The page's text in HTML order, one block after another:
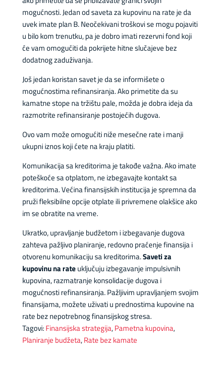
mogućnosti. Jedan od saveta za kupovinu na rate je da
uvek imate plan B. Neočekivani troškovi se mogu pojaviti
u bilo kom trenutku, pa je dobro imati rezervni fond koji
će vam omogućiti da pokrijete hitne slučajeve bez
dodatnog zaduživanja.
Još jedan koristan savet je da se informišete o
mogućnostima refinansiranja. Ako primetite da su
kamatne stope na tržištu pale, možda je dobra ideja da
razmotrite refinansiranje postojećih dugova.
Ovo vam može omogućiti niže mesečne rate i manji
ukupni iznos koji ćete na kraju platiti.
Komunikacija sa kreditorima je takođe važna. Ako imate
poteškoće sa otplatom, ne izbegavajte kontakt sa
kreditorima. Većina finansijskih institucija je spremna da
pruži fleksibilne opcije otplate ili privremene olakšice ako
im se obratite na vreme.
Ukratko, upravljanje budžetom i izbegavanje dugova
zahteva pažljivo planiranje, redovno praćenje finansija i
otvorenu komunikaciju sa kreditorima.Saveti za
kupovinu na rateuključuju izbegavanje impulsivnih
kupovina, razmatranje konsolidacije dugova i
mogućnosti refinansiranja. Pažljivim upravljanjem svojim
finansijama, možete uživati u prednostima kupovine na
rate bez nepotrebnog finansijskog stresa.
Tagovi:Finansijska strategija,Pametna kupovina,
Planiranje budžeta,Rate bez kamate